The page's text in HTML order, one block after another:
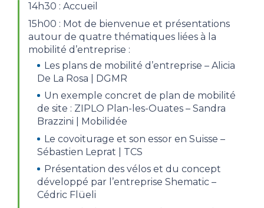
14h30 : Accueil
15h00 : Mot de bienvenue et présentations
autour de quatre thématiques liées à la
mobilité d’entreprise :
Les plans de mobilité d’entreprise – Alicia
De La Rosa | DGMR
Un exemple concret de plan de mobilité
de site : ZIPLO Plan-les-Ouates – Sandra
Brazzini | Mobilidée
Le covoiturage et son essor en Suisse –
Sébastien Leprat | TCS
Présentation des vélos et du concept
développé par l’entreprise Shematic –
Cédric Flüeli